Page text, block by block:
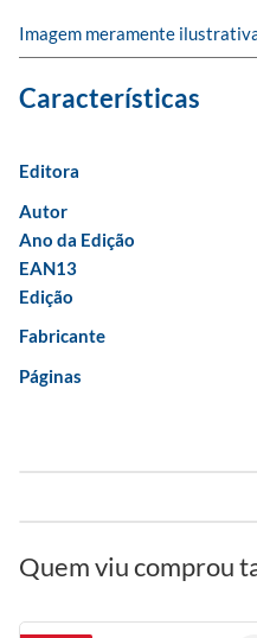
Imagem meramente
Editora
Autor
Ano da Edição
EAN13
Edição
Fabricante
Páginas
Quem viu comprou